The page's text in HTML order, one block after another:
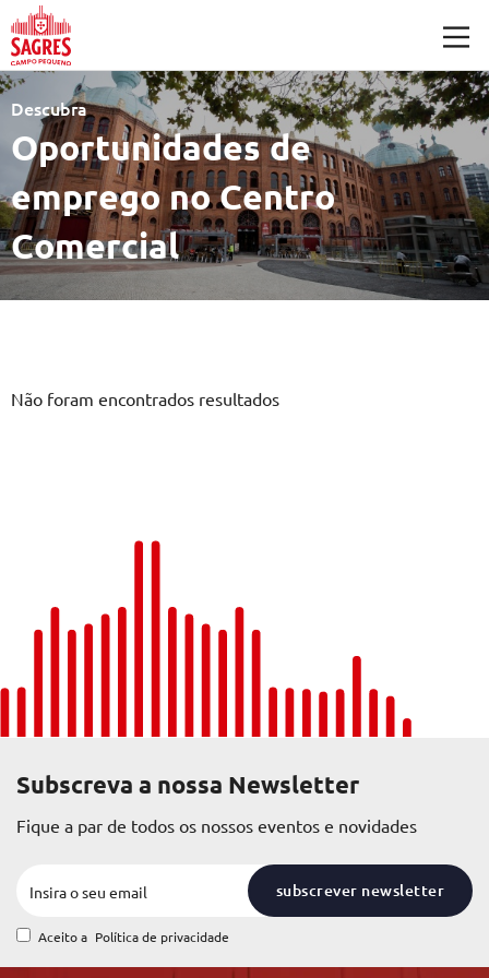
Saltar para o conteúdo principal
Descubra
Oportunidades de
emprego no Centro
Comercial
Não foram encontrados resultados
Subscreva a nossa Newsletter
Fique a par de todos os nossos eventos e novidades
subscrever newsletter
Aceito a Política de privacidade